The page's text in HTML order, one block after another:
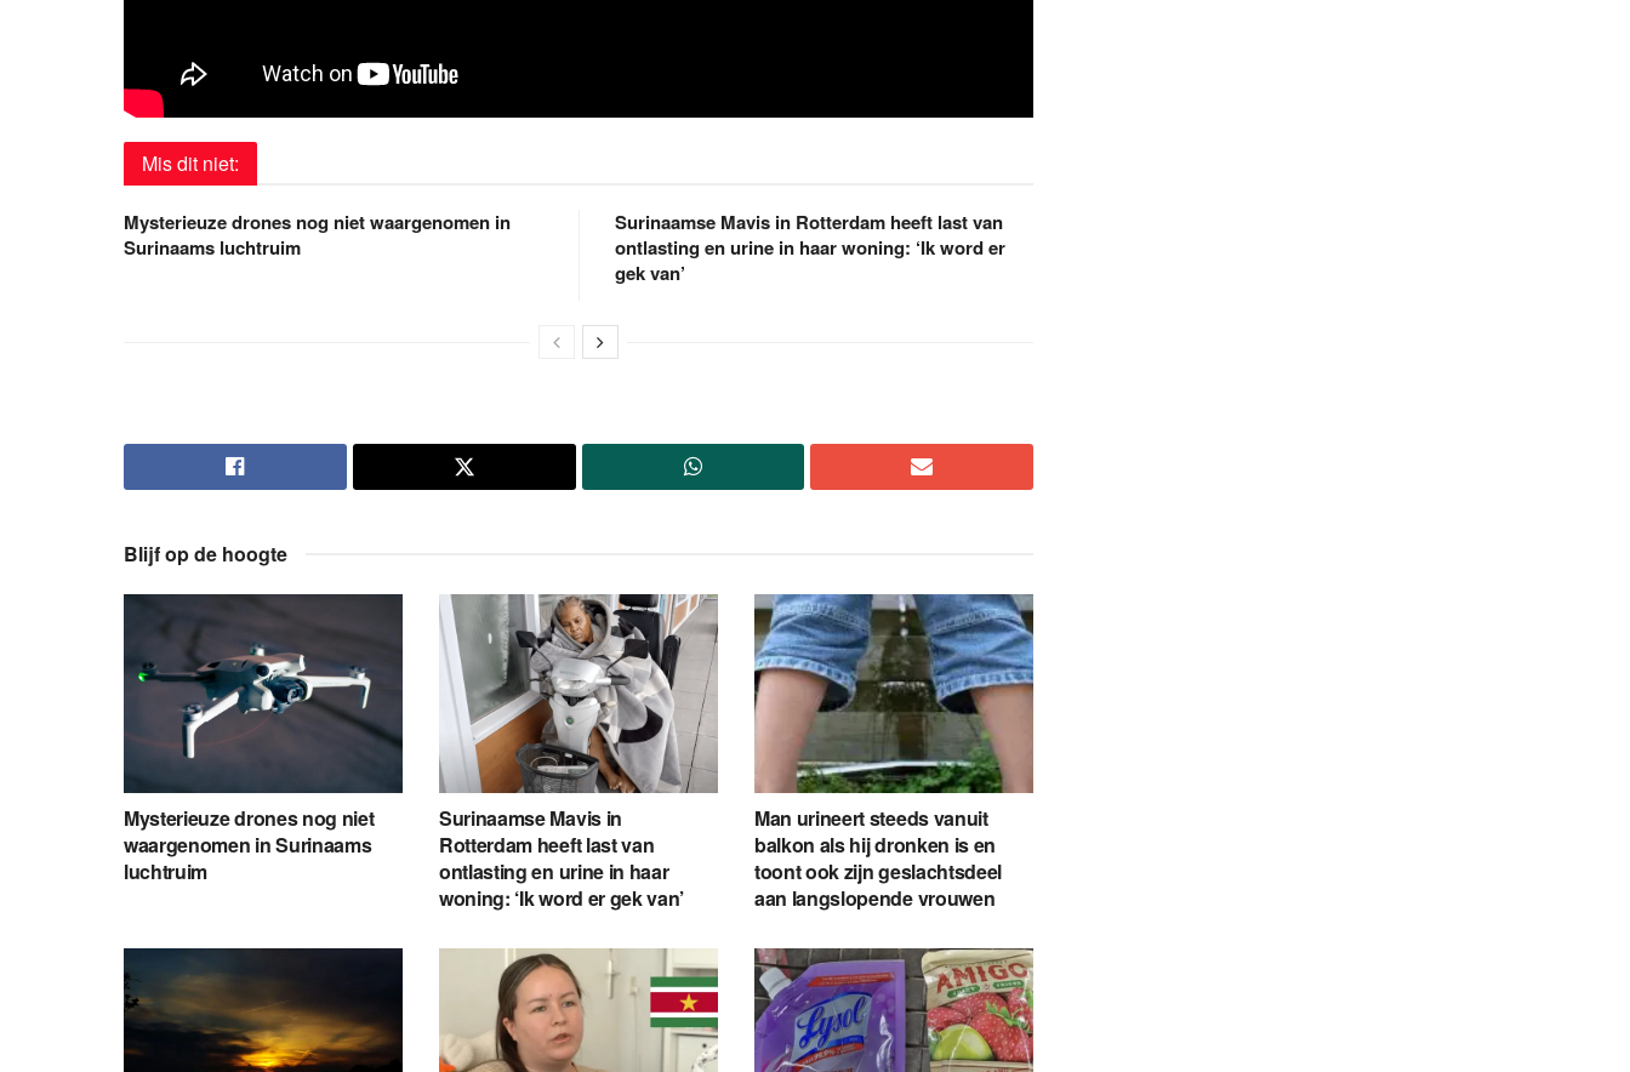
Mis dit niet:
Mysterieuze drones nog niet waargenomen in
Surinaams luchtruim
Surinaamse Mavis in Rotterdam heeft last van
ontlasting en urine in haar woning: ‘Ik word er
gek van’
Blijf op de hoogte
Mysterieuze drones nog niet
waargenomen in Surinaams
luchtruim
Surinaamse Mavis in
Rotterdam heeft last van
ontlasting en urine in haar
woning: ‘Ik word er gek van’
Man urineert steeds vanuit
balkon als hij dronken is en
toont ook zijn geslachtsdeel
aan langslopende vrouwen